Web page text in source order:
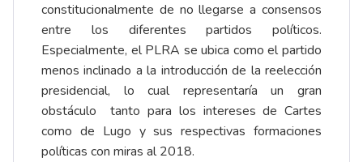
constitucionalmente de no llegarse a consensos
entre los diferentes partidos políticos.
Especialmente, el PLRA se ubica como el partido
menos inclinado a la introducción de la reelección
presidencial, lo cual representaría un gran
obstáculo tanto para los intereses de Cartes
como de Lugo y sus respectivas formaciones
políticas con miras al 2018.